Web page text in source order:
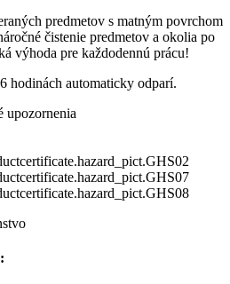
predmetov s matným povrchom
čistenie predmetov a okolia po
výhoda pre každodennú prácu!
hodinách automaticky odparí.
upozornenia